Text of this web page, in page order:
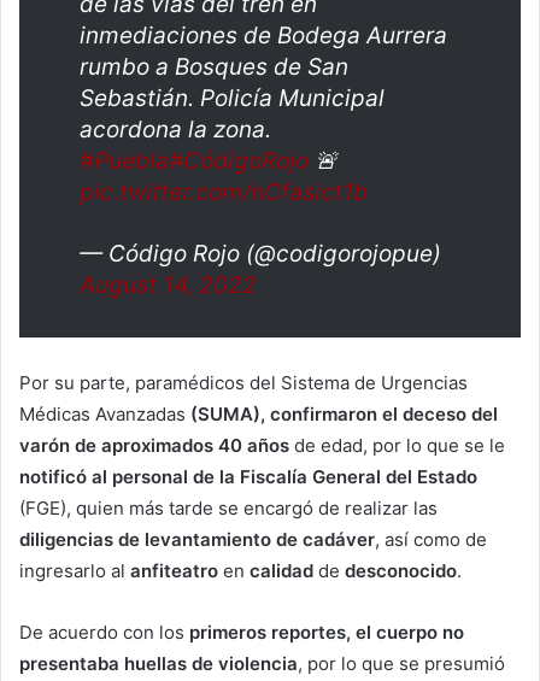
inmediaciones de Bodega Aurrera
rumbo a Bosques de San
Sebastián. Policía Municipal
acordona la zona.
#Puebla#CódigoRojo 🚨
pic.twitter.com/nCfasict1b
— Código Rojo (@codigorojopue)
August 14, 2022
Por su parte, paramédicos del Sistema de Urgencias
Médicas Avanzadas (SUMA), confirmaron el deceso del
varón de aproximados 40 años de edad, por lo que se le
notificó al personal de la Fiscalía General del Estado
(FGE), quien más tarde se encargó de realizar las
diligencias de levantamiento de cadáver, así como de
ingresarlo al anfiteatro en calidad de desconocido.
De acuerdo con los primeros reportes, el cuerpo no
presentaba huellas de violencia, por lo que se presumió